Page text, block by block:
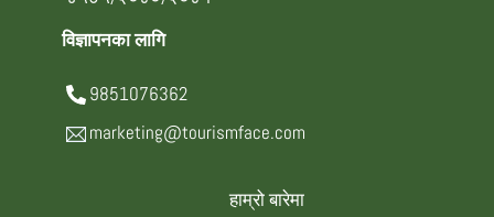
विज्ञापनका लागि
9851076362
marketing@tourismface.com
हाम्रो बारेमा